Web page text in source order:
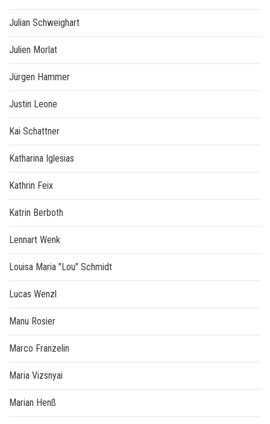
Julian Schweighart
Julien Morlat
Jürgen Hammer
Justin Leone
Kai Schattner
Katharina Iglesias
Kathrin Feix
Katrin Berboth
Lennart Wenk
Louisa Maria "Lou" Schmidt
Lucas Wenzl
Manu Rosier
Marco Franzelin
Maria Vizsnyai
Marian Henß